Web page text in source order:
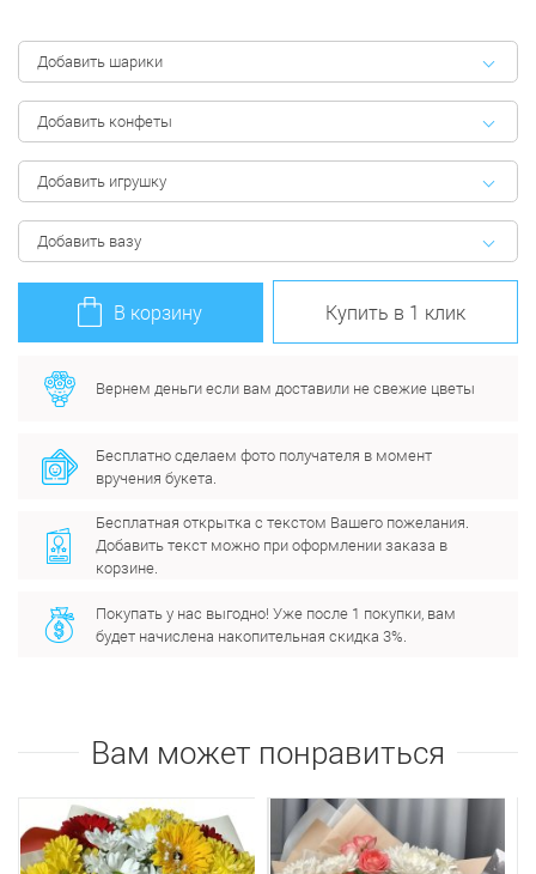
Добавить шарики
Добавить конфеты
Добавить игрушку
Добавить вазу
В корзину Купить в 1 клик
Вернем деньги если вам доставили не свежие цветы
Бесплатно сделаем фото получателя в момент
вручения букета.
Бесплатная открытка с текстом Вашего пожелания.
Добавить текст можно при оформлении заказа в
корзине.
Покупать у нас выгодно! Уже после 1 покупки, вам
будет начислена накопительная скидка 3%.
Вам может понравиться